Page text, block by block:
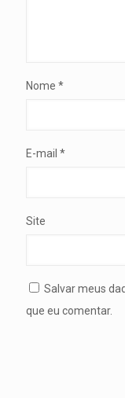
Nome *
E-mail *
Site
Salvar meus
que eu comentar.